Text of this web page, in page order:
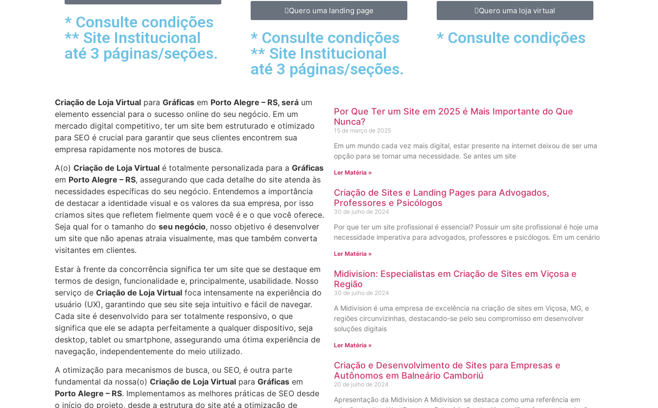
* Consulte condições
** Site Institucional
até 3 páginas/seções.
Quero uma landing page
* Consulte condições
** Site Institucional
até 3 páginas/seções.
Quero uma loja virtual
* Consulte condições
Criação de Loja Virtual para Gráficas em Porto Alegre – RS, será um
elemento essencial para o sucesso online do seu negócio. Em um
mercado digital competitivo, ter um site bem estruturado e otimizado
para SEO é crucial para garantir que seus clientes encontrem sua
empresa rapidamente nos motores de busca.
A(o) Criação de Loja Virtual é totalmente personalizada para a Gráficas
em Porto Alegre – RS, assegurando que cada detalhe do site atenda às
necessidades específicas do seu negócio. Entendemos a importância
de destacar a identidade visual e os valores da sua empresa, por isso
criamos sites que refletem fielmente quem você é e o que você oferece.
Seja qual for o tamanho do seu negócio, nosso objetivo é desenvolver
um site que não apenas atraia visualmente, mas que também converta
visitantes em clientes.
Estar à frente da concorrência significa ter um site que se destaque em
termos de design, funcionalidade e, principalmente, usabilidade. Nosso
serviço de Criação de Loja Virtual foca intensamente na experiência do
usuário (UX), garantindo que seu site seja intuitivo e fácil de navegar.
Cada site é desenvolvido para ser totalmente responsivo, o que
significa que ele se adapta perfeitamente a qualquer dispositivo, seja
desktop, tablet ou smartphone, assegurando uma ótima experiência de
navegação, independentemente do meio utilizado.
A otimização para mecanismos de busca, ou SEO, é outra parte
fundamental da nossa(o) Criação de Loja Virtual para Gráficas em
Porto Alegre – RS. Implementamos as melhores práticas de SEO desde
o início do projeto, desde a estrutura do site até a otimização de
Por Que Ter um Site em 2025 é Mais Importante do Que
Nunca?
15 de março de 2025
Em um mundo cada vez mais digital, estar presente na internet deixou de ser uma
opção para se tornar uma necessidade. Se antes um site
Ler Matéria »
Criação de Sites e Landing Pages para Advogados,
Professores e Psicólogos
30 de julho de 2024
Por que ter um site profissional é essencial? Possuir um site profissional é hoje uma
necessidade imperativa para advogados, professores e psicólogos. Em um cenário
Ler Matéria »
Midivision: Especialistas em Criação de Sites em Viçosa e
Região
30 de julho de 2024
A Midivision é uma empresa de excelência na criação de sites em Viçosa, MG, e
regiões circunvizinhas, destacando-se pelo seu compromisso em desenvolver
soluções digitais
Ler Matéria »
Criação e Desenvolvimento de Sites para Empresas e
Autônomos em Balneário Camboriú
20 de julho de 2024
Apresentação da Midivision A Midivision se destaca como uma referência em